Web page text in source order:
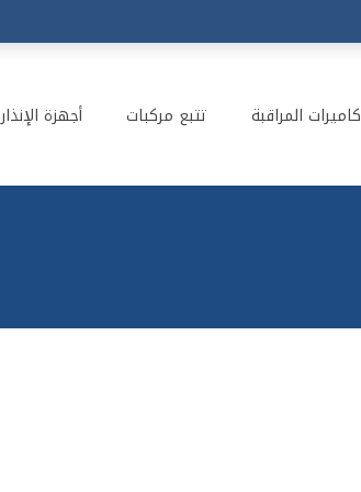
كاميرات المراقبة تتبع مركبات أجهزة الإنذار